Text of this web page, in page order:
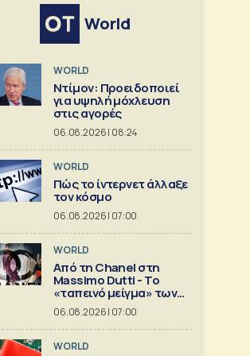
World
WORLD
Ντίμον: Προειδοποιεί
για υψηλή μόχλευση
στις αγορές
06.08.2026 | 08:24
WORLD
Πώς το ίντερνετ άλλαξε
τον κόσμο
06.08.2026 | 07:00
WORLD
Από τη Chanel στη
Massimo Dutti - Το
«ταπεινό μείγμα» των
best seller
06.08.2026 | 07:00
WORLD